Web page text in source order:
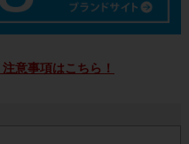
意事項はこちら！